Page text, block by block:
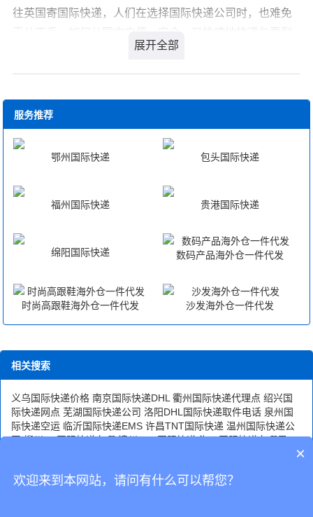
往英国寄国际快递，人们在选择国际快递公司时，也难免
海外亲人手中，围巾往英国寄国际快递比较好的国际快递
公司有哪些呢?
您可以登录我们官方网站 详细咨询，我司会有专业客服为
您解答，解决您围巾往英国寄国际快递的疑虑。
服务推荐
鄂州国际快递 包头国际快递
福州国际快递 贵港国际快递
绵阳国际快递 数码产品海外仓一件代发
时尚高跟鞋海外仓一件代发 沙发海外仓一件代发
相关搜索
义乌国际快递价格 南京国际快递DHL 衢州国际快递代理点 绍兴国
际快递网点 芜湖国际快递公司 洛阳DHL国际快递取件电话 泉州国
际快递空运 临沂国际快递EMS 许昌TNT国际快递 温州国际快递公
司 柳州dhl国际快递在哪 漳州DHL国际快递 海口国际快递在哪里?
×
欢迎来到本网站，请问有什么可以帮您？